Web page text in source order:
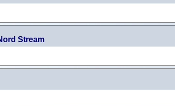
Stream